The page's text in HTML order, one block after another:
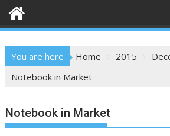
You are here Home 2015
Notebook in Market
Notebook in Market